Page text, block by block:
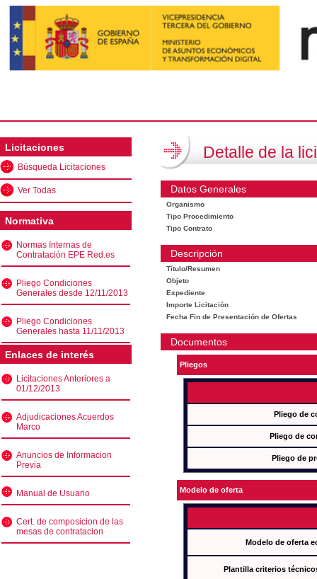
Licitaciones
Búsqueda Licitaciones
Ver Todas
Normativa
Normas Internas de
Contratación EPE Red.es
Pliego Condiciones
Generales desde 12/11/2013
Pliego Condiciones
Generales hasta 11/11/2013
Enlaces de interés
Licitaciones Anteriores a
01/12/2013
Adjudicaciones Acuerdos
Marco
Anuncios de Informacion
Previa
Manual de Usuario
Cert. de composicion de las
mesas de contratacion
Detalle de la
Datos Generales
Organismo
Tipo Procedimiento
Tipo Contrato
Descripción
Título/Resumen
Objeto
Expediente
Importe Licitación
Fecha Fin de Presentación de Ofertas
Documentos
Pliegos
Pliego de
Pliego de
Pliego de
Modelo de oferta
Modelo de oferta
Plantilla criterios